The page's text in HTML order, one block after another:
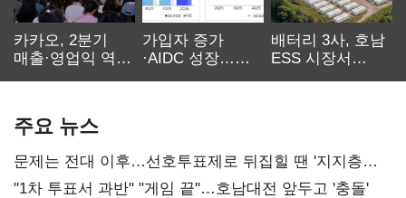
카카오, 2분기
매출·영업익 역대
가입자 증가
·AIDC 성장…
배터리 3사, 호남
ESS 시장서
주요 뉴스
문제는 전대 이후…선호투표제로 뒤집힐 땐 '지지층
불복'
"1차 투표서 과반" "게임 끝"…호남대전 앞두고 '충돌'